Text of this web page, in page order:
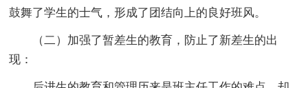
鼓舞了学生的士气，形成了团结向上的良好班风。
（二）加强了暂差生的教育，防止了新差生的出
现：